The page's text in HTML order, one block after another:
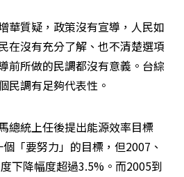
華質疑，政策沒有宣導，人民如
在沒有充分了解、也不清楚選項
前所做的民調都沒有意義。台綜
民調有足夠代表性。
總統上任後提出能源效率目標
「要努力」的目標，但2007、
下降幅度超過3.5%。而2005到